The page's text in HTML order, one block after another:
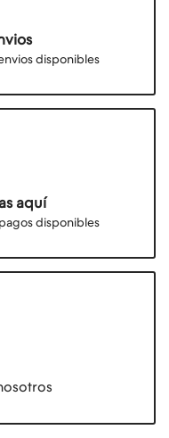
disponibles
aquí
disponibles